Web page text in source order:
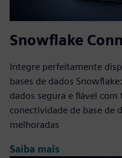
Snowflake
Integre perfeitamente
bases de dados
dados segura e fiável
conectividade de base de
melhoradas
Saiba mais